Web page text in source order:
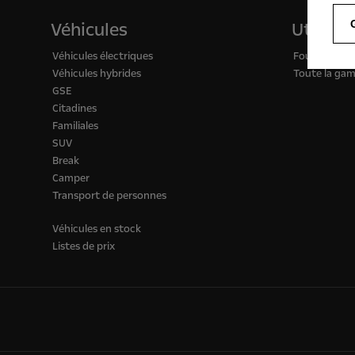
Véhicules
Véhicules électriques
Véhicules hybrides
GSE
Citadines
Familiales
SUV
Break
Camper
Transport de personnes
Véhicules en stock
Listes de prix
Fourgons
Toute la